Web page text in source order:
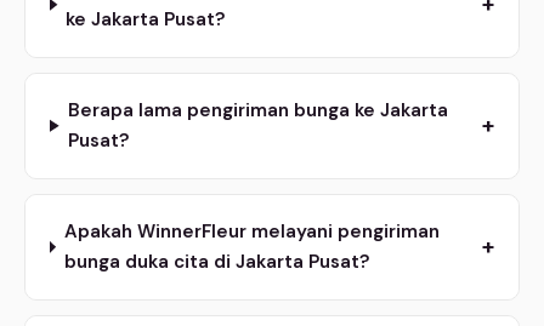
ke Jakarta Pusat?
Berapa lama pengiriman bunga ke Jakarta
Pusat?
+
Apakah WinnerFleur melayani pengiriman
bunga duka cita di Jakarta Pusat?
+